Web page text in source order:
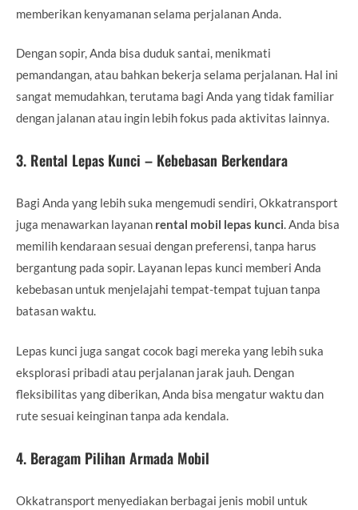
memberikan kenyamanan selama perjalanan Anda.
Dengan sopir, Anda bisa duduk santai, menikmati
pemandangan, atau bahkan bekerja selama perjalanan. Hal ini
sangat memudahkan, terutama bagi Anda yang tidak familiar
dengan jalanan atau ingin lebih fokus pada aktivitas lainnya.
3. Rental Lepas Kunci – Kebebasan Berkendara
Bagi Anda yang lebih suka mengemudi sendiri, Okkatransport
juga menawarkan layanan rental mobil lepas kunci. Anda bisa
memilih kendaraan sesuai dengan preferensi, tanpa harus
bergantung pada sopir. Layanan lepas kunci memberi Anda
kebebasan untuk menjelajahi tempat-tempat tujuan tanpa
batasan waktu.
Lepas kunci juga sangat cocok bagi mereka yang lebih suka
eksplorasi pribadi atau perjalanan jarak jauh. Dengan
fleksibilitas yang diberikan, Anda bisa mengatur waktu dan
rute sesuai keinginan tanpa ada kendala.
4. Beragam Pilihan Armada Mobil
Okkatransport menyediakan berbagai jenis mobil untuk